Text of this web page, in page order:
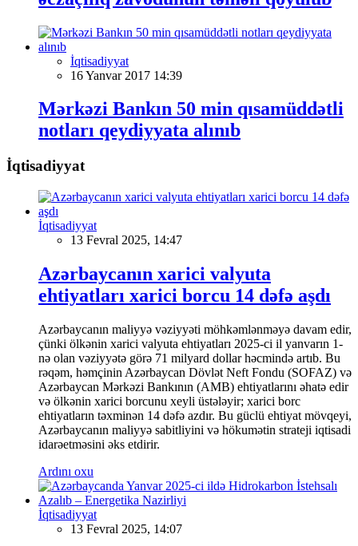
İqtisadiyyat
16 Yanvar 2017 14:39
Mərkəzi Bankın 50 min qısamüddətli
notları qeydiyyata alınıb
İqtisadiyyat
İqtisadiyyat
13 Fevral 2025, 14:47
Azərbaycanın xarici valyuta
ehtiyatları xarici borcu 14 dəfə aşdı
Azərbaycanın maliyyə vəziyyəti möhkəmlənməyə davam edir,
çünki ölkənin xarici valyuta ehtiyatları 2025-ci il yanvarın 1-
nə olan vəziyyətə görə 71 milyard dollar həcmində artıb. Bu
rəqəm, həmçinin Azərbaycan Dövlət Neft Fondu (SOFAZ) və
Azərbaycan Mərkəzi Bankının (AMB) ehtiyatlarını əhatə edir
və ölkənin xarici borcunu xeyli üstələyir; xarici borc
ehtiyatların təxminən 14 dəfə azdır. Bu güclü ehtiyat mövqeyi,
Azərbaycanın maliyyə sabitliyini və hökumətin strateji iqtisadi
idarəetməsini əks etdirir.
Ardını oxu
İqtisadiyyat
13 Fevral 2025, 14:07